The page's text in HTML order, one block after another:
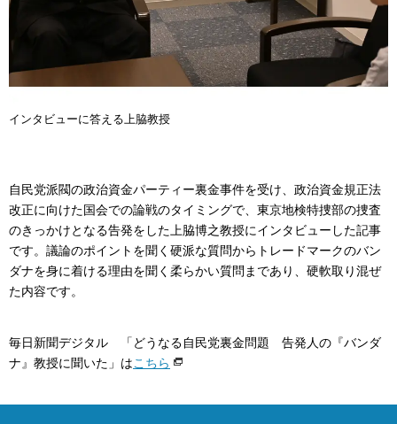
インタビューに答える上脇教授
自民党派閥の政治資金パーティー裏金事件を受け、政治資金規正法
改正に向けた国会での論戦のタイミングで、東京地検特捜部の捜査
のきっかけとなる告発をした上脇博之教授にインタビューした記事
です。議論のポイントを聞く硬派な質問からトレードマークのバン
ダナを身に着ける理由を聞く柔らかい質問まであり、硬軟取り混ぜ
た内容です。
毎日新聞デジタル 「どうなる自民党裏金問題 告発人の『バンダ
ナ』教授に聞いた」はこちら